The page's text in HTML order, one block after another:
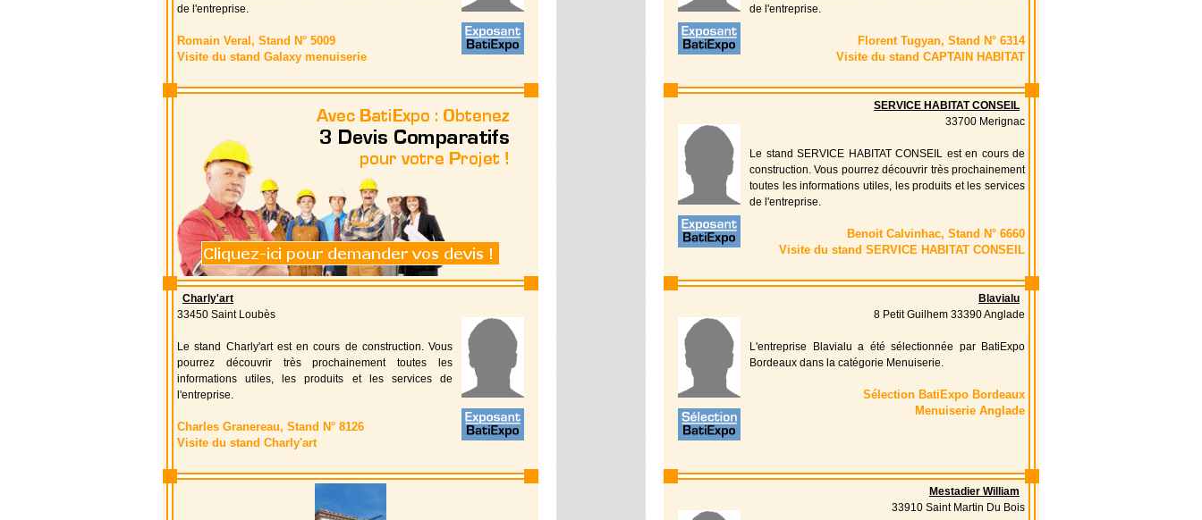
de l'entreprise.
Romain Veral, Stand N° 5009
Visite du stand Galaxy menuiserie
de l'entreprise.
Florent Tugyan, Stand N° 6314
Visite du stand CAPTAIN HABITAT
SERVICE HABITAT CONSEIL
33700 Merignac
Le stand SERVICE HABITAT CONSEIL est en cours de
construction. Vous pourrez découvrir très prochainement
toutes les informations utiles, les produits et les services
de l'entreprise.
Benoit Calvinhac, Stand N° 6660
Visite du stand SERVICE HABITAT CONSEIL
Charly'art
33450 Saint Loubès
Le stand Charly'art est en cours de construction. Vous
pourrez découvrir très prochainement toutes les
informations utiles, les produits et les services de
l'entreprise.
Charles Granereau, Stand N° 8126
Visite du stand Charly'art
Blavialu
8 Petit Guilhem 33390 Anglade
L'entreprise Blavialu a été sélectionnée par BatiExpo
Bordeaux dans la catégorie Menuiserie.
Sélection BatiExpo Bordeaux
Menuiserie Anglade
Mestadier William
33910 Saint Martin Du Bois